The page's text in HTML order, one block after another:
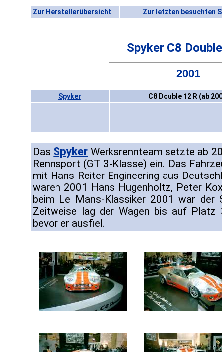
Zur Herstellerübersicht Zur letzten besuchten
Spyker C8
2001
Spyker C8 Double 12 R (ab
Das Spyker Werksrennteam setzte ab
Rennsport (GT 3-Klasse) ein. Das
mit Hans Reiter Engineering aus
waren 2001 Hans Hugenholtz, Peter
beim Le Mans-Klassiker 2001 war der
Zeitweise lag der Wagen bis auf Platz
bevor er ausfiel.